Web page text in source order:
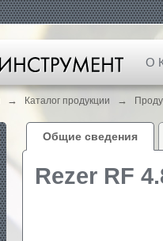
О
→ Каталог продукции →
Общие сведения
Rezer RF